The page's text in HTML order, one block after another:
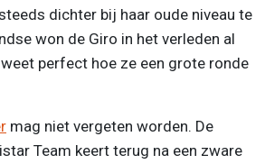
dichter bij haar oude niveau te
won de Giro in het verleden al
perfect hoe ze een grote ronde
mag niet vergeten worden. De
Team keert terug na een zware